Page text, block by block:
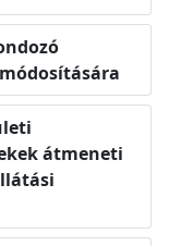
átmeneti